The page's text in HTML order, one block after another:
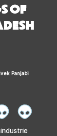
OF
Panjabi